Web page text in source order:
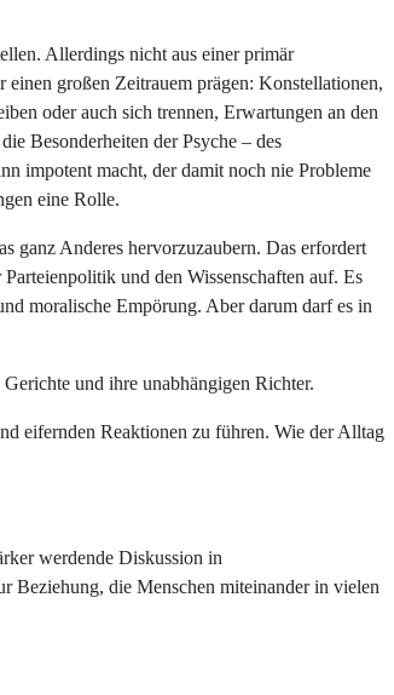
Allerdings nicht aus einer primär
großen Zeitrauem prägen: Konstellationen,
oder auch sich trennen, Erwartungen an den
Besonderheiten der Psyche – des
impotent macht, der damit noch nie Probleme
eine Rolle.
ganz Anderes hervorzuzaubern. Das erfordert
und den Wissenschaften auf. Es
moralische Empörung. Aber darum darf es in
und ihre unabhängigen Richter.
eifernden Reaktionen zu führen. Wie der Alltag
werdende Diskussion in
Beziehung, die Menschen miteinander in vielen